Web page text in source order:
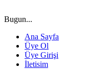
Bugun...
Ana Sayfa
Üye Ol
Üye Girişi
İletisim